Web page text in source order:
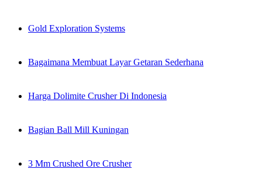
Gold Exploration Systems
Bagaimana Membuat Layar Getaran Sederhana
Harga Dolimite Crusher Di Indonesia
Bagian Ball Mill Kuningan
3 Mm Crushed Ore Crusher